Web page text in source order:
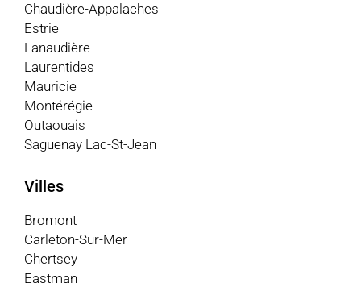
Chaudière-Appalaches
Estrie
Lanaudière
Laurentides
Mauricie
Montérégie
Outaouais
Saguenay Lac-St-Jean
Villes
Bromont
Carleton-Sur-Mer
Chertsey
Eastman